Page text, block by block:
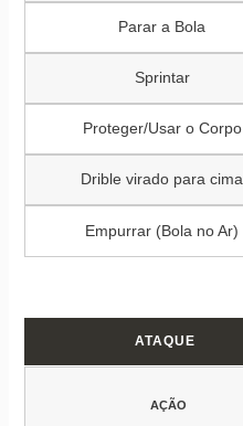
Parar a Bola
Sprintar
Proteger/Usar o Corpo
Drible virado para cima
Empurrar (Bola no Ar)
ATAQUE
AÇÃO